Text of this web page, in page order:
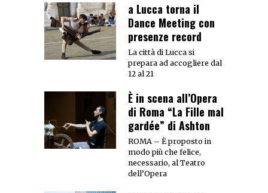
a Lucca torna il
Dance Meeting con
presenze record
La città di Lucca si
prepara ad accogliere dal
12 al 21
È in scena all’Opera
di Roma “La Fille mal
gardée” di Ashton
ROMA – È proposto in
modo più che felice,
necessario, al Teatro
dell’Opera